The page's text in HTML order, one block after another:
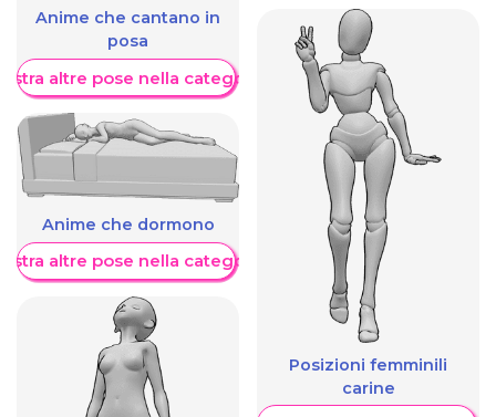
Anime che cantano in
posa
altre pose nella categoria
Anime che dormono
altre pose nella categoria
Posizioni femminili
carine